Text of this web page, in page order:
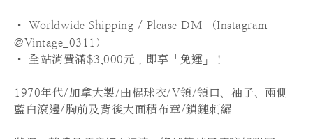
• Worldwide Shipping / Please DM （Instagram
@Vintage_0311）
• 全站消費滿$3,000元，即享「 免運 」！
1970年代/加拿大製/曲棍球衣/V領/領口、袖子、兩側
藍白滾邊/胸前及背後大面積布章/鎖鏈刺繡